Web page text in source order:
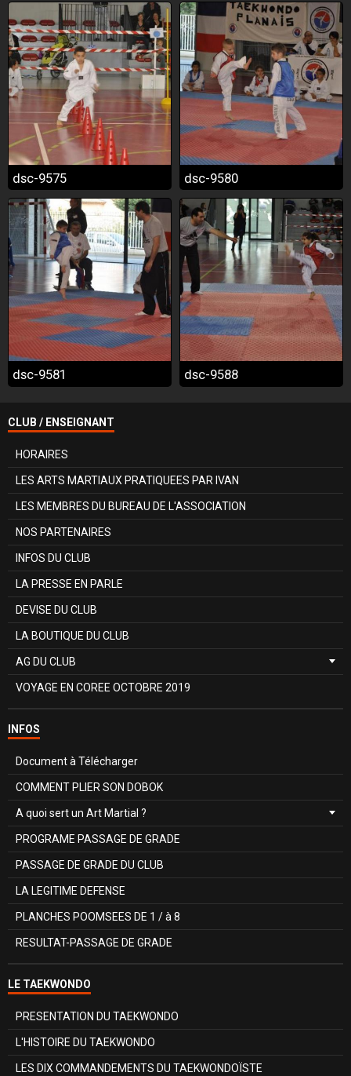
dsc-9575 dsc-9580
dsc-9581 dsc-9588
CLUB / ENSEIGNANT
HORAIRES
LES ARTS MARTIAUX PRATIQUEES PAR IVAN
LES MEMBRES DU BUREAU DE L'ASSOCIATION
NOS PARTENAIRES
INFOS DU CLUB
LA PRESSE EN PARLE
DEVISE DU CLUB
LA BOUTIQUE DU CLUB
AG DU CLUB
VOYAGE EN COREE OCTOBRE 2019
INFOS
Document à Télécharger
COMMENT PLIER SON DOBOK
A quoi sert un Art Martial ?
PROGRAME PASSAGE DE GRADE
PASSAGE DE GRADE DU CLUB
LA LEGITIME DEFENSE
PLANCHES POOMSEES DE 1 / à 8
RESULTAT-PASSAGE DE GRADE
LE TAEKWONDO
PRESENTATION DU TAEKWONDO
L'HISTOIRE DU TAEKWONDO
LES DIX COMMANDEMENTS DU TAEKWONDOÏSTE